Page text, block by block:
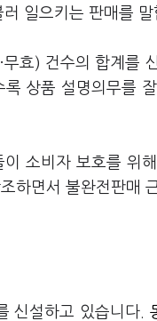
일으키는 판매를 말
효) 건수의 합계를
상품 설명의무를
소비자 보호를 위
하면서 불완전판매
신설하고 있습니다.